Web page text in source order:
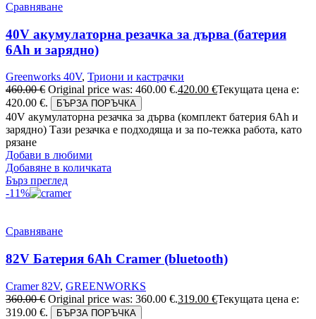
Сравняване
40V акумулаторна резачка за дърва (батерия
6Аh и зарядно)
Greenworks 40V, Триони и кастрачки
460.00€ Original price was: 460.00 €.420.00 €Текущата цена е:
420.00 €.
БЪРЗА ПОРЪЧКА
40V акумулаторна резачка за дърва (комплект батерия 6Ah и
зарядно) Тази резачка е подходяща и за по-тежка работа, като
рязане
Добави в любими
Добавяне в количката
Бърз преглед
-11%
Сравняване
82V Батерия 6Ah Cramer (bluetooth)
Cramer 82V, GREENWORKS
360.00€ Original price was: 360.00 €.319.00 €Текущата цена е:
319.00 €.
БЪРЗА ПОРЪЧКА